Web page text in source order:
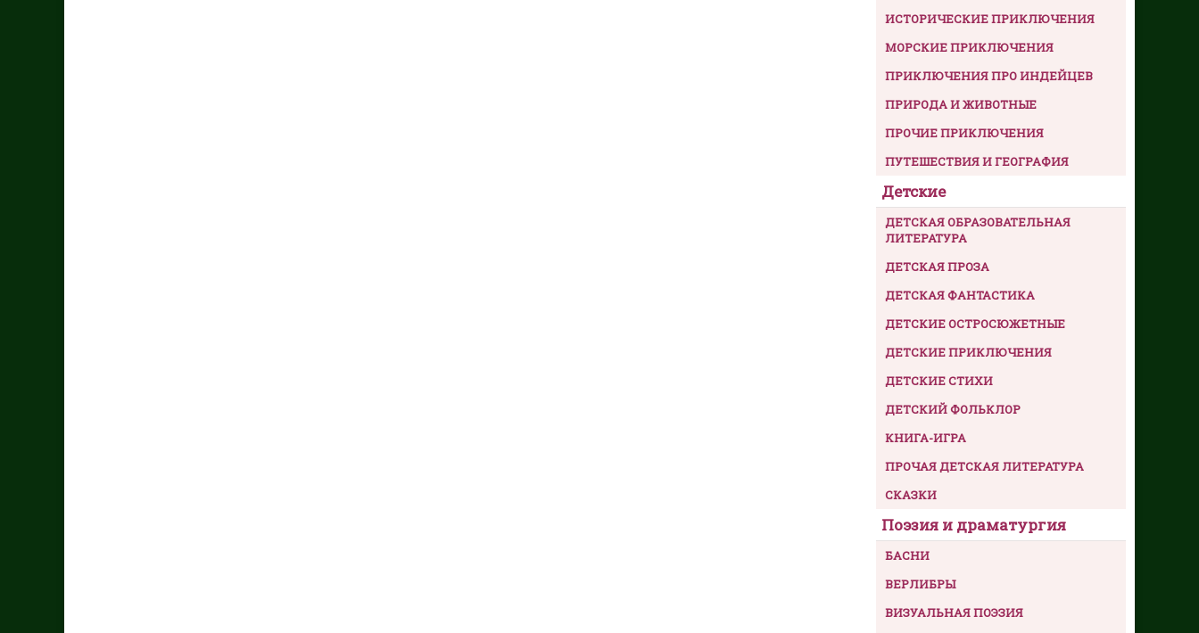
ИСТОРИЧЕСКИЕ ПРИКЛЮЧЕНИЯ
МОРСКИЕ ПРИКЛЮЧЕНИЯ
ПРИКЛЮЧЕНИЯ ПРО ИНДЕЙЦЕВ
ПРИРОДА И ЖИВОТНЫЕ
ПРОЧИЕ ПРИКЛЮЧЕНИЯ
ПУТЕШЕСТВИЯ И ГЕОГРАФИЯ
Детские
ДЕТСКАЯ ОБРАЗОВАТЕЛЬНАЯ
ЛИТЕРАТУРА
ДЕТСКАЯ ПРОЗА
ДЕТСКАЯ ФАНТАСТИКА
ДЕТСКИЕ ОСТРОСЮЖЕТНЫЕ
ДЕТСКИЕ ПРИКЛЮЧЕНИЯ
ДЕТСКИЕ СТИХИ
ДЕТСКИЙ ФОЛЬКЛОР
КНИГА-ИГРА
ПРОЧАЯ ДЕТСКАЯ ЛИТЕРАТУРА
СКАЗКИ
Поэзия и драматургия
БАСНИ
ВЕРЛИБРЫ
ВИЗУАЛЬНАЯ ПОЭЗИЯ